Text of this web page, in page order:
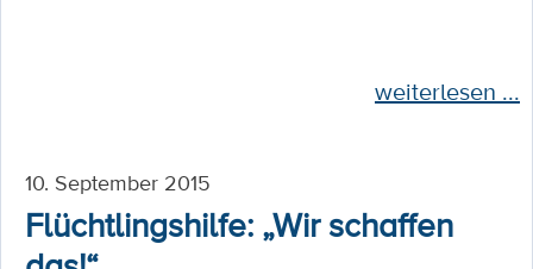
weiterlesen ...
10. September 2015
Flüchtlingshilfe: „Wir schaffen